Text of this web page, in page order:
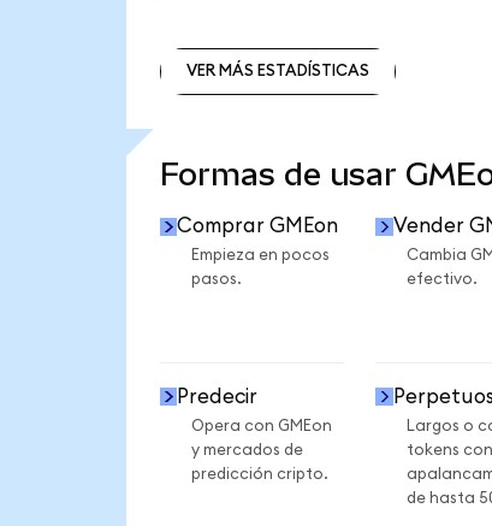
VER MÁS ESTADÍSTICAS
Formas de usar
Comprar GMEon
Empieza en pocos
pasos.
Vender
Cambia
efectivo.
Predecir
Opera con GMEon
y mercados de
predicción cripto.
Largos o
tokens con
de hasta